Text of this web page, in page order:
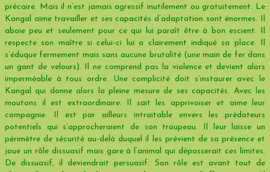
précaire. Mais il n’est jamais agressif inutilement ou gratuitement. Le
Kangal aime travailler et ses capacités d’adaptation sont énormes. Il
aboie peu et seulement pour ce qui lui paraît être à bon escient. Il
respecte son maître si celui-ci lui a clairement indiqué sa place. Il
s’éduque fermement mais sans aucune brutalité (une main de fer dans
un gant de velours). Il ne comprend pas la violence et devient alors
imperméable à tous ordre. Une complicité doit s’instaurer avec le
Kangal qui donne alors la pleine mesure de ses capacités. Avec les
moutons il est extraordinaire. Il sait les apprivoiser et aime leur
compagnie. Il est par ailleurs intraitable envers les prédateurs
potentiels qui s’approcheraient de son troupeau. Il leur laisse un
périmètre de sécurité au-delà duquel il les prévient de sa présence et
joue un rôle dissuasif mais gare à l’animal qui dépasserait ces limites.
De dissuasif, il deviendrait persuasif. Son rôle est avant tout de